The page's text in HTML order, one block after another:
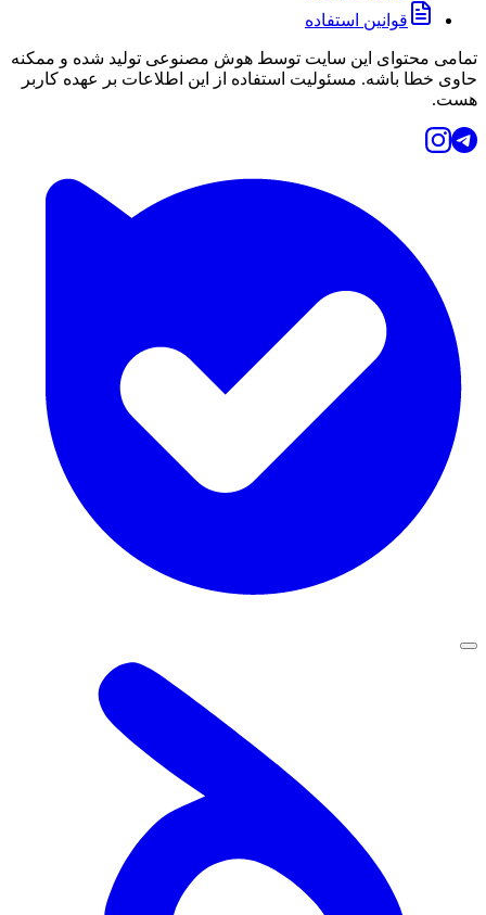
قوانین استفاده
تمامی محتوای این سایت توسط هوش مصنوعی تولید شده و ممکنه
حاوی خطا باشه. مسئولیت استفاده از این اطلاعات بر عهده کاربر
هست.